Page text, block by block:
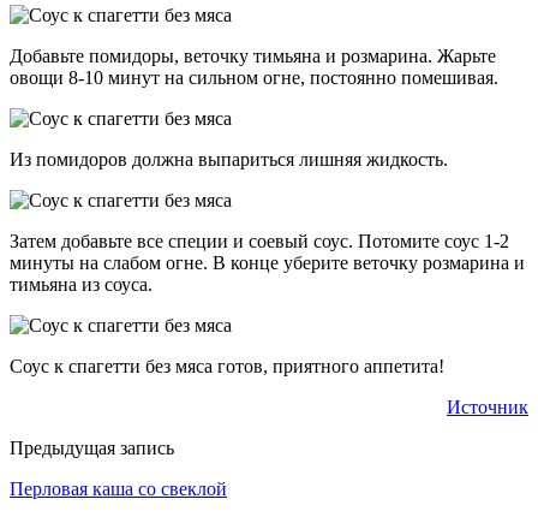
Добавьте помидоры, веточку тимьяна и розмарина. Жарьте
овощи 8-10 минут на сильном огне, постоянно помешивая.
Из помидоров должна выпариться лишняя жидкость.
Затем добавьте все специи и соевый соус. Потомите соус 1-2
минуты на слабом огне. В конце уберите веточку розмарина и
тимьяна из соуса.
Соус к спагетти без мяса готов, приятного аппетита!
Источник
Предыдущая запись
Перловая каша со свеклой